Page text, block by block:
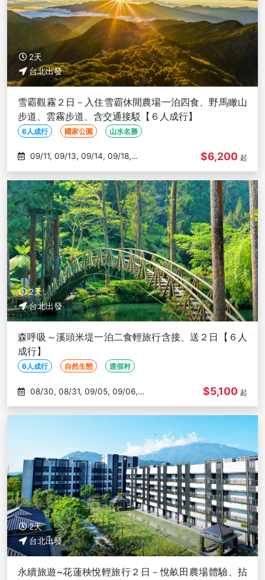
2天
台北出發
雪霸觀霧２日－入住雪霸休閒農場一泊四食、野馬瞰山
步道、雲霧步道、含交通接駁【６人成行】
6人成行 國家公園 山水名勝
09/20
$6,200 起
2天
台北出發
森呼吸～溪頭米堤一泊二食輕旅行含接、送２日【６人
成行】
6人成行 自然生態 渡假村
09/07
$5,100 起
2天
台北出發
永續旅遊~花蓮秧悅輕旅行２日－悅畝田農場體驗、拈